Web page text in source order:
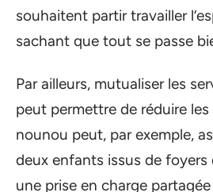
souhaitent partir travailler
sachant que tout se passe
Par ailleurs, mutualiser les
peut permettre de réduire
nounou peut, par exemple,
deux enfants issus de
une prise en charge